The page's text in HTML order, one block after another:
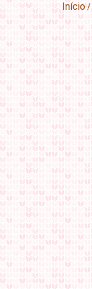
Início/